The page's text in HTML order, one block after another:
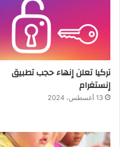
تركيا تعلن إنهاء حجب تطبيق
إنستغرام
13 أغسطس، 2024